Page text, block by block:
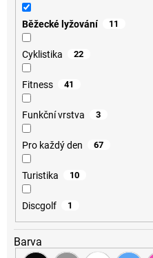
Běžecké lyžování 11
Cyklistika 22
Fitness 41
Funkční vrstva 3
Pro každý den 67
Turistika 10
Discgolf 1
Barva